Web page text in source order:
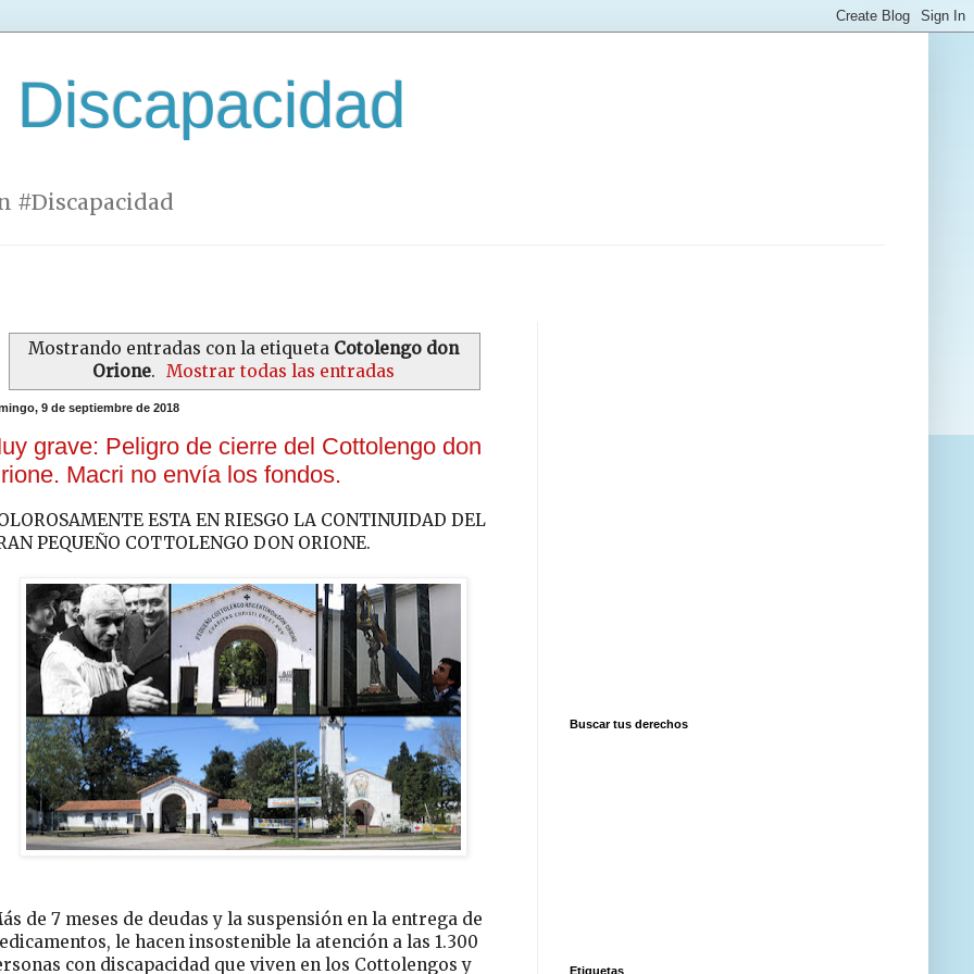
#Discapacidad
Mostrando entradas con la etiqueta Cotolengo don
Orione. Mostrar todas las entradas
9 de septiembre de 2018
grave: Peligro de cierre del Cottolengo don
Macri no envía los fondos.
ESTA EN RIESGO LA CONTINUIDAD DEL
PEQUEÑO COTTOLENGO DON ORIONE.
de 7 meses de deudas y la suspensión en la entrega de
le hacen insostenible la atención a las 1.300
con discapacidad que viven en los Cottolengos y
Buscar tus derechos
Etiquetas